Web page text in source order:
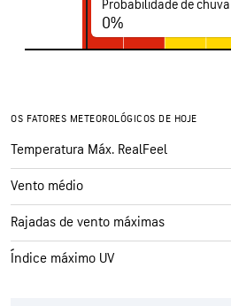
Probabilidade de chuva
0%
OS FATORES METEOROLÓGICOS DE HOJE
Temperatura Máx. RealFeel
Vento médio
Rajadas de vento máximas
Índice máximo UV